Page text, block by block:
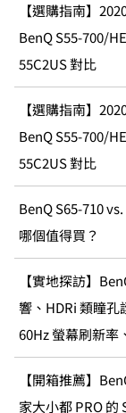
【選購指南】
BenQ S55-700/
55C2US 對比
【選購指南】
BenQ S55-700/
55C2US 對比
BenQ S65-710
哪個值得買？
【實地探訪】
響、HDRi 類瞳孔
60Hz 螢幕刷新率
【開箱推薦】
家大小都 PRO